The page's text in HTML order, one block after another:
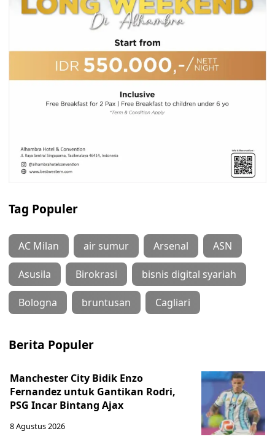
Tag Populer
AC Milan air sumur Arsenal ASN
Asusila Birokrasi bisnis digital syariah
Bologna bruntusan Cagliari
Berita Populer
Manchester City Bidik Enzo
Fernandez untuk Gantikan Rodri,
PSG Incar Bintang Ajax
8 Agustus 2026